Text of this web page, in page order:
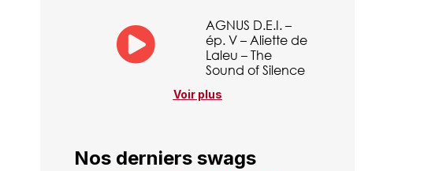
AGNUS D.E.I. –
ép. V – Aliette de
Laleu – The
Sound of Silence
Voir plus
Nos derniers swags